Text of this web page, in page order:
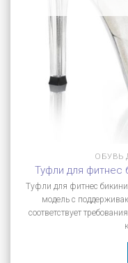
ОБУВЬ
Туфли для фитнес
Туфли для фитнес
модель с
соответствует